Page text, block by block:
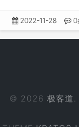
2022-11-28 0
© 2026 极客道